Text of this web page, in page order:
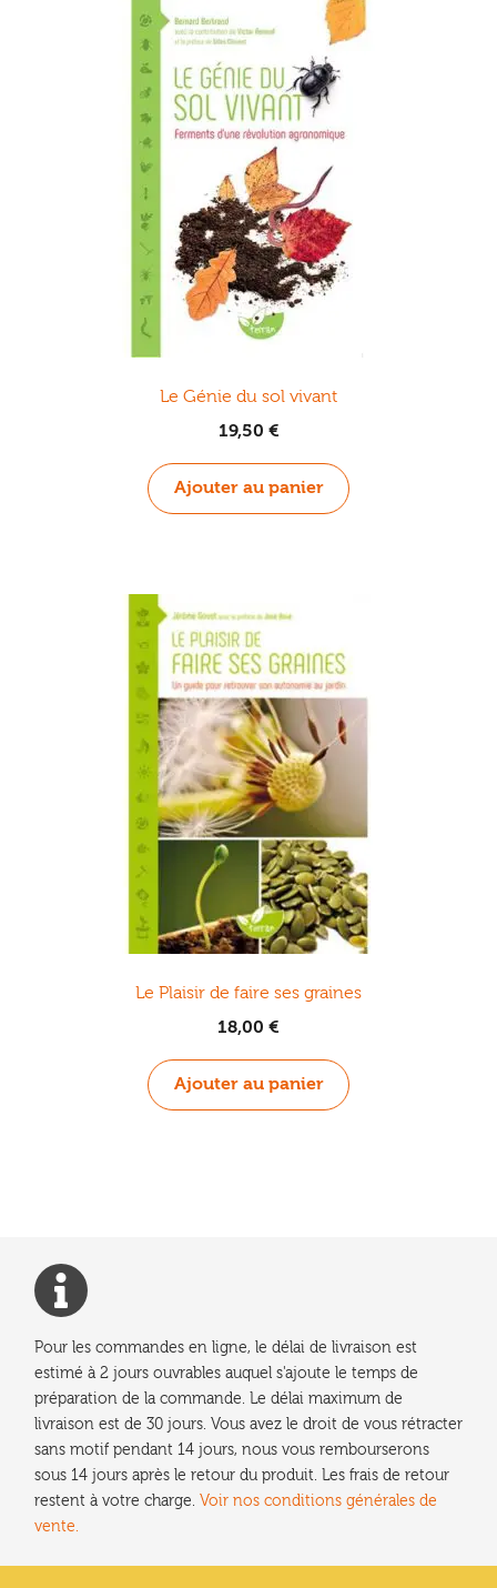
Le Génie du sol vivant
19,50 €
Ajouter au panier
Le Plaisir de faire ses graines
18,00 €
Ajouter au panier
Pour les commandes en ligne, le délai de livraison est
estimé à 2 jours ouvrables auquel s'ajoute le temps de
préparation de la commande. Le délai maximum de
livraison est de 30 jours. Vous avez le droit de vous rétracter
sans motif pendant 14 jours, nous vous rembourserons
sous 14 jours après le retour du produit. Les frais de retour
restent à votre charge. Voir nos conditions générales de
vente.